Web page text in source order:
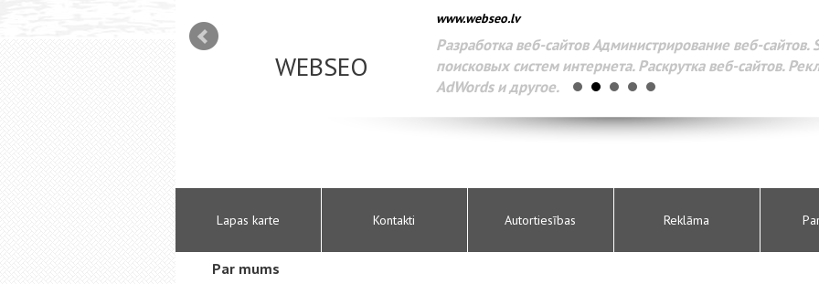
WEBSEO
www.webseo.lv
Разработка веб-сайтов Администрирование веб-сайтов.
поисковых систем интернета. Раскрутка веб-сайтов.
AdWords и другое.
Lapas karte Kontakti Autortiesības Reklāma
Par mums